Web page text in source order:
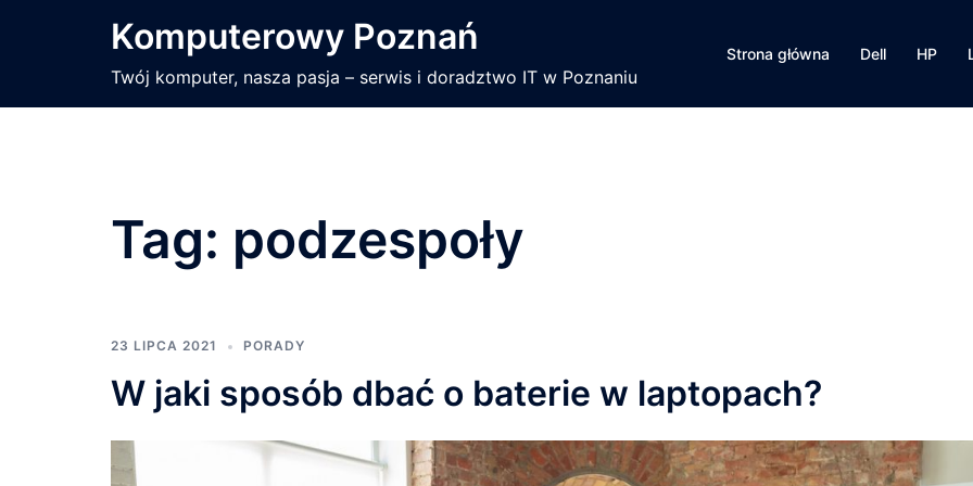
Komputerowy Poznań
Twój komputer, nasza pasja – serwis i doradztwo IT w Poznaniu
Strona główna Dell HP
Tag: podzespoły
23 LIPCA 2021 PORADY
W jaki sposób dbać o baterie w laptopach?